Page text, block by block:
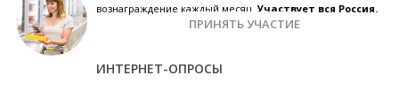
вознаграждение каждый месяц.Участвует вся Россия.
ПРИНЯТЬ УЧАСТИЕ
ИНТЕРНЕТ-ОПРОСЫ